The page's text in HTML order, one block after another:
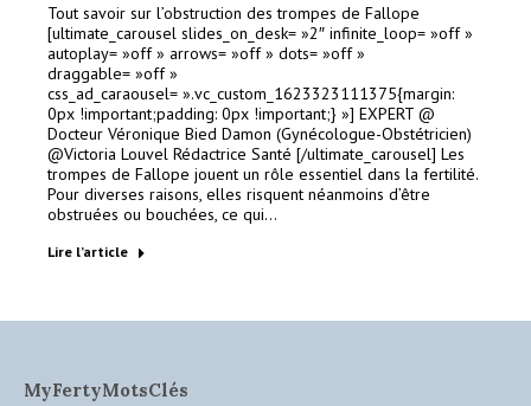
Tout savoir sur l’obstruction des trompes de Fallope
[ultimate_carousel slides_on_desk= »2″ infinite_loop= »off »
autoplay= »off » arrows= »off » dots= »off »
draggable= »off »
css_ad_caraousel= ».vc_custom_1623323111375{margin:
0px !important;padding: 0px !important;} »] EXPERT @
Docteur Véronique Bied Damon (Gynécologue-Obstétricien)
@Victoria Louvel Rédactrice Santé [/ultimate_carousel] Les
trompes de Fallope jouent un rôle essentiel dans la fertilité.
Pour diverses raisons, elles risquent néanmoins d’être
obstruées ou bouchées, ce qui…
Lire l’article
MyFertyMotsClés